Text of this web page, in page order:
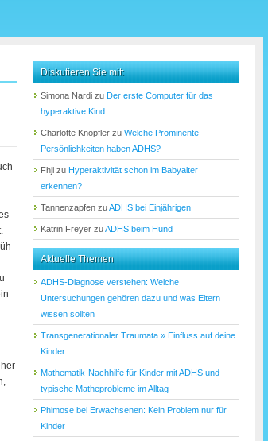
Diskutieren Sie mit:
Simona Nardi zu Der erste Computer für das
hyperaktive Kind
Charlotte Knöpfler zu Welche Prominente
Persönlichkeiten haben ADHS?
Fhji zu Hyperaktivität schon im Babyalter
erkennen?
Tannenzapfen zuADHS bei Einjährigen
Katrin Freyer zuADHS beim Hund
Aktuelle Themen
ADHS-Diagnose verstehen: Welche
Untersuchungen gehören dazu und was Eltern
wissen sollten
Transgenerationaler Traumata » Einfluss auf deine
Kinder
Mathematik-Nachhilfe für Kinder mit ADHS und
typische Matheprobleme im Alltag
Phimose bei Erwachsenen: Kein Problem nur für
Kinder